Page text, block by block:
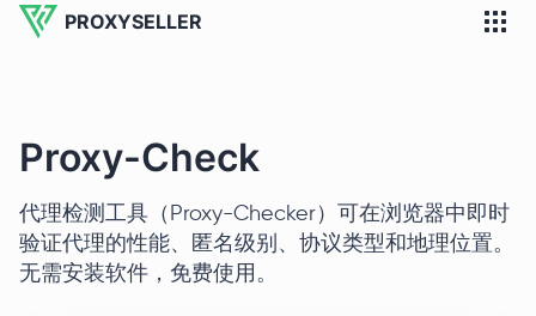
PROXYSELLER
Proxy-Check
代理检测工具（Proxy-Checker）可在浏览器中即时
验证代理的性能、匿名级别、协议类型和地理位置。
无需安装软件，免费使用。